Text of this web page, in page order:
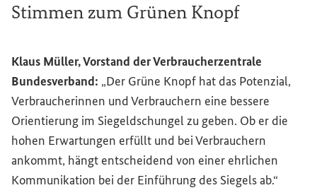
Stimmen zum Grünen Knopf
Klaus Müller, Vorstand der Verbraucherzentrale
Bundesverband: „Der Grüne Knopf hat das Potenzial,
Verbraucherinnen und Verbrauchern eine bessere
Orientierung im Siegeldschungel zu geben. Ob er die
hohen Erwartungen erfüllt und bei Verbrauchern
ankommt, hängt entscheidend von einer ehrlichen
Kommunikation bei der Einführung des Siegels ab.“